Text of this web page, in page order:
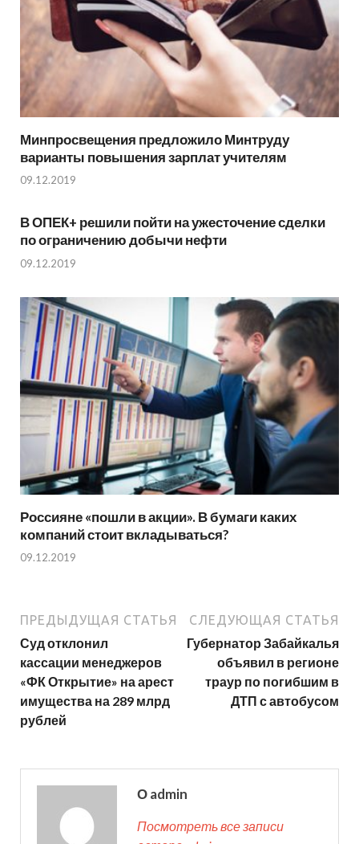
Минпросвещения предложило Минтруду
варианты повышения зарплат учителям
09.12.2019
В ОПЕК+ решили пойти на ужесточение сделки
по ограничению добычи нефти
09.12.2019
Россияне «пошли в акции». В бумаги каких
компаний стоит вкладываться?
09.12.2019
ПРЕДЫДУЩАЯ СТАТЬЯ
Суд отклонил
кассации менеджеров
«ФК Открытие» на арест
имущества на 289 млрд
рублей
СЛЕДУЮЩАЯ СТАТЬЯ
Губернатор Забайкалья
объявил в регионе
траур по погибшим в
ДТП с автобусом
О admin
Посмотреть все записи